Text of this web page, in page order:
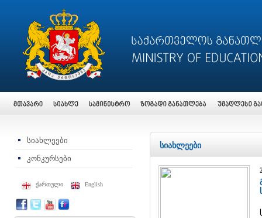
სიახლეები
კონკურსები
ქართული English
სიახლეები